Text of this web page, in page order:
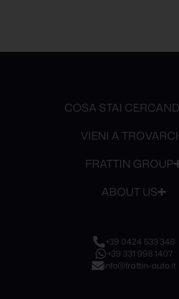
COSA STAI
VIENI A TROVARCI
FRATTIN GROUP
ABOUT US
+39 0424 533 348
+39 331 998 1407
info@frattin-auto.it